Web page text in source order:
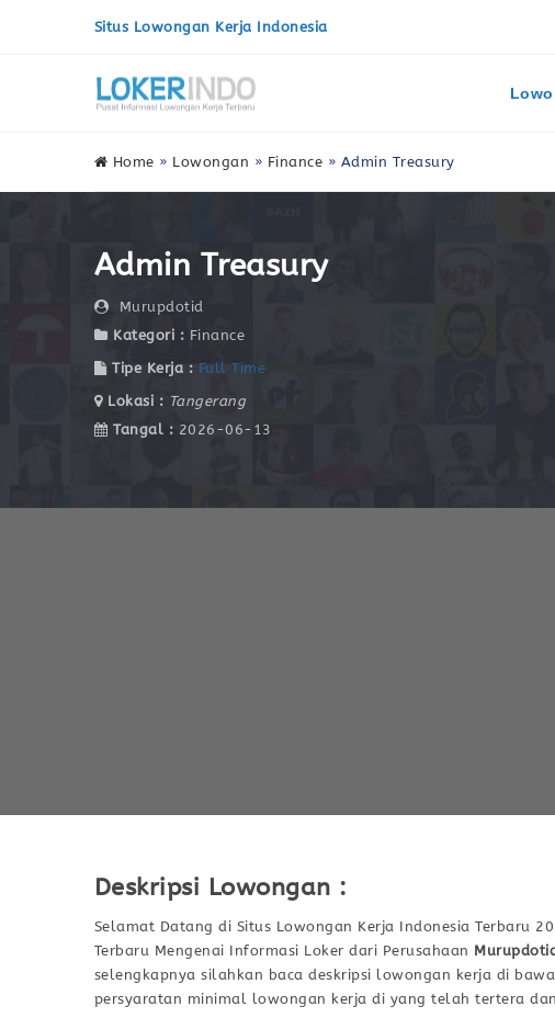
Situs Lowongan Kerja Indonesia
Home » Lowongan » Finance » Admin Treasury
Admin Treasury
Murupdotid
Kategori : Finance
Tipe Kerja : Full Time
Lokasi : Tangerang
Tangal : 2026-06-13
Deskripsi Lowongan :
Selamat Datang di Situs Lowongan Kerja Indonesia Terbaru
Terbaru Mengenai Informasi Loker dari Perusahaan
selengkapnya silahkan baca deskripsi lowongan kerja di
persyaratan minimal lowongan kerja di yang telah tertera